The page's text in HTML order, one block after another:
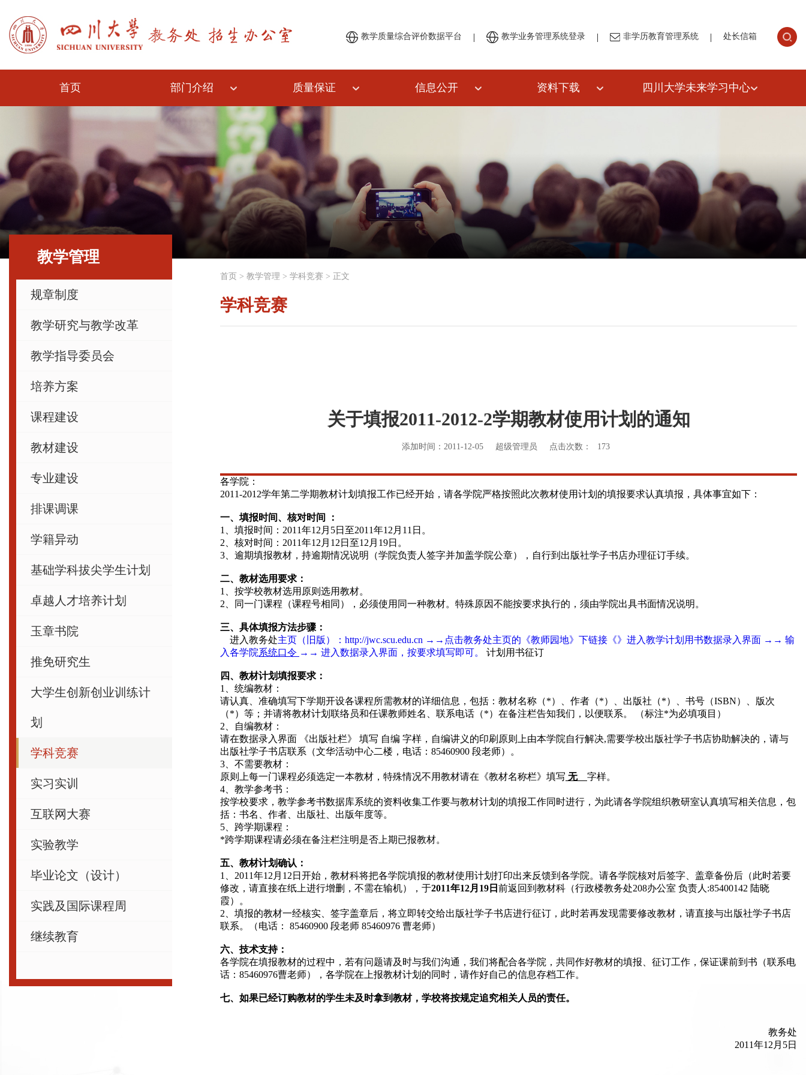
教学质量综合评价数据平台 | 教学业务管理系统登录 | 非学历教育管理系统 | 处长信箱
首页 部门介绍 质量保证 信息公开 资料下载 四川大学未来学习中心
教学管理
规章制度
教学研究与教学改革
教学指导委员会
培养方案
课程建设
教材建设
专业建设
排课调课
学籍异动
基础学科拔尖学生计划
卓越人才培养计划
玉章书院
推免研究生
大学生创新创业训练计
划
学科竞赛
实习实训
互联网大赛
实验教学
毕业论文（设计）
实践及国际课程周
继续教育
首页 > 教学管理 > 学科竞赛 > 正文
学科竞赛
关于填报2011-2012-2学期教材使用计划的通知
添加时间：2011-12-05 超级管理员 点击次数： 173
各学院：
2011-2012学年第二学期教材计划填报工作已经开始，请各学院严格按照此次教材使用计划的填报要求认真填报，具体事宜如下：
一、填报时间、核对时间 ：
1
、填报时间：2011年12月5日至2011年12月11日。
2 、核对时间：2011年12月12日至12月19日。
3 、逾期填报教材，持逾期情况说明（学院负责人签字并加盖学院公章），自行到出版社学子书店办理征订手续。
二、教材选用要求：
1
、按学校教材选用原则选用教材。
2 、同一门课程（课程号相同），必须使用同一种教材。特殊原因不能按要求执行的，须由学院出具书面情况说明。
三、具体填报方法步骤：
进入教务处主页（旧版）：http://jwc.scu.edu.cn →→点击教务处主页的《教师园地》下链接《》进入教学计划用书数据录入界面 →→ 输
入各学院系统口令 →→ 进入数据录入界面，按要求填写即可。 计划用书征订
四、教材计划填报要求：
1
、统编教材：
请认真、准确填写下学期开设各课程所需教材的详细信息，包括：教材名称（*）、作者（*）、出版社（*）、书号（ISBN）、版次
（*）等；并请将教材计划联络员和任课教师姓名、联系电话（*）在备注栏告知我们，以便联系。 （标注*为必填项目）
2 、自编教材：
请在数据录入界面 《出版社栏》 填写 自编 字样，自编讲义的印刷原则上由本学院自行解决,需要学校出版社学子书店协助解决的，请与
出版社学子书店联系（文华活动中心二楼，电话：85460900 段老师）。
3 、不需要教材：
原则上每一门课程必须选定一本教材，特殊情况不用教材请在《教材名称栏》填写 无 字样。
4 、教学参考书：
按学校要求，教学参考书数据库系统的资料收集工作要与教材计划的填报工作同时进行，为此请各学院组织教研室认真填写相关信息，包
括：书名、作者、出版社、出版年度等。
5 、跨学期课程：
*跨学期课程请必须在备注栏注明是否上期已报教材。
五、教材计划确认：
1
、2011年12月12日开始，教材科将把各学院填报的教材使用计划打印出来反馈到各学院。请各学院核对后签字、盖章备份后（此时若要
修改，请直接在纸上进行增删，不需在输机），于2011年12月19日 前返回到教材科（行政楼教务处208办公室 负责人:85400142 陆晓
霞）。
2 、填报的教材一经核实、签字盖章后，将立即转交给出版社学子书店进行征订，此时若再发现需要修改教材，请直接与出版社学子书店
联系。（电话： 85460900 段老师 85460976 曹老师）
六、技术支持：
各学院在填报教材的过程中，若有问题请及时与我们沟通，我们将配合各学院，共同作好教材的填报、征订工作，保证课前到书（联系电
话：85460976曹老师），各学院在上报教材计划的同时，请作好自己的信息存档工作。
七、如果已经订购教材的学生未及时拿到教材，学校将按规定追究相关人员的责任。
教务处
2011年12月5日